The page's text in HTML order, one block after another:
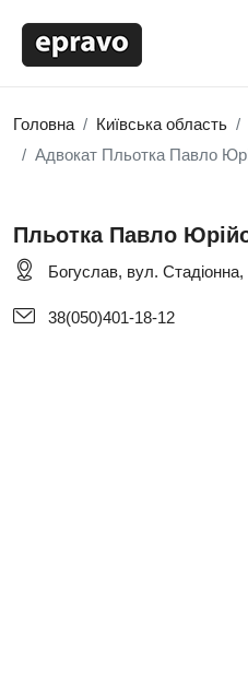
Головна Київська область
Адвокат Пльотка Павло
Пльотка Павло
Богуслав, вул.
38(050)401-18-12